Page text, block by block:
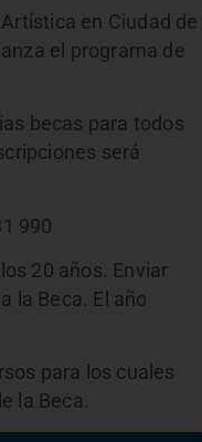
en Ciudad de
el programa de
becas para todos
será
990
20 años. Enviar
la Beca. El año
para los cuales
la Beca.